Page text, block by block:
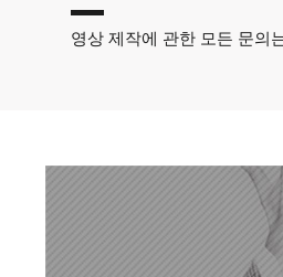
영상 제작에 관한 모든 문의